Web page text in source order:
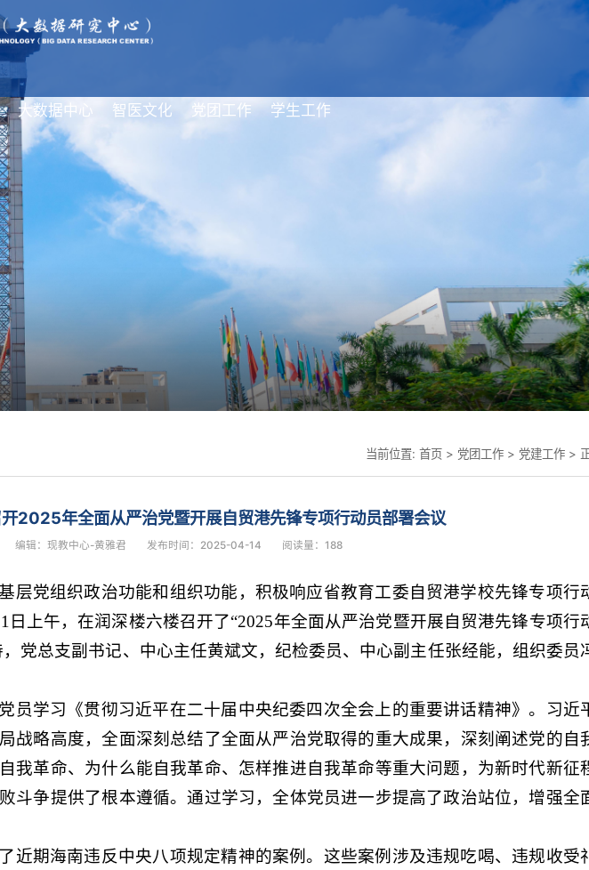
大数据中心 智医文化 党团工作 学生工作
当前位置: 首页 > 党团工作 > 党建工作 >
2025年全面从严治党暨开展自贸港先锋专项行动员部署会议
编辑：现教中心-黄雅君 发布时间：2025-04-14 阅读量： 188
层党组织政治功能和组织功能，积极响应省教育工委自贸港学校先锋专项行
上午，在润深楼六楼召开了“2025年全面从严治党暨开展自贸港先锋专项行
党总支副书记、中心主任黄斌文，纪检委员、中心副主任张经能，组织委员
员学习《贯彻习近平在二十届中央纪委四次全会上的重要讲话精神》。习近
战略高度，全面深刻总结了全面从严治党取得的重大成果，深刻阐述党的自
我革命、为什么能自我革命、怎样推进自我革命等重大问题，为新时代新征
斗争提供了根本遵循。通过学习，全体党员进一步提高了政治站位，增强全
近期海南违反中央八项规定精神的案例。这些案例涉及违规吃喝、违规收受